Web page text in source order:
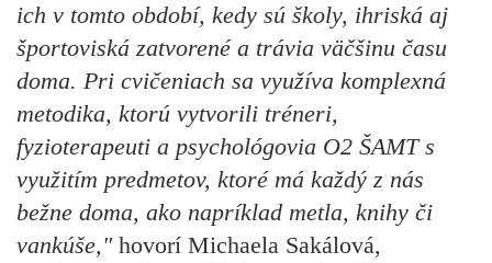
ich v tomto období, kedy sú školy, ihriská aj
športoviská zatvorené a trávia väčšinu času
doma. Pri cvičeniach sa využíva komplexná
metodika, ktorú vytvorili tréneri,
fyzioterapeuti a psychológovia O2 ŠAMT s
využitím predmetov, ktoré má každý z nás
bežne doma, ako napríklad metla, knihy či
vankúše,"hovorí Michaela Sakálová,